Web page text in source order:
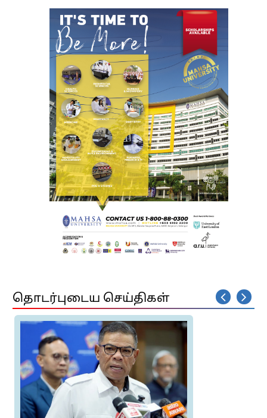
தொடர்புடைய செய்திகள்